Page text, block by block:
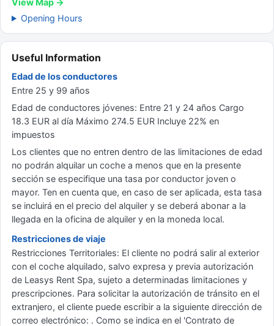
View Map →
Opening Hours
Useful Information
Edad de los conductores
Entre 25 y 99 años
Edad de conductores jóvenes: Entre 21 y 24 años Cargo
18.3 EUR al día Máximo 274.5 EUR Incluye 22% en
impuestos
Los clientes que no entren dentro de las limitaciones de edad
no podrán alquilar un coche a menos que en la presente
sección se especifique una tasa por conductor joven o
mayor. Ten en cuenta que, en caso de ser aplicada, esta tasa
se incluirá en el precio del alquiler y se deberá abonar a la
llegada en la oficina de alquiler y en la moneda local.
Restricciones de viaje
Restricciones Territoriales: El cliente no podrá salir al exterior
con el coche alquilado, salvo expresa y previa autorización
de Leasys Rent Spa, sujeto a determinadas limitaciones y
prescripciones. Para solicitar la autorización de tránsito en el
extranjero, el cliente puede escribir a la siguiente dirección de
correo electrónico: . Como se indica en el 'Contrato de